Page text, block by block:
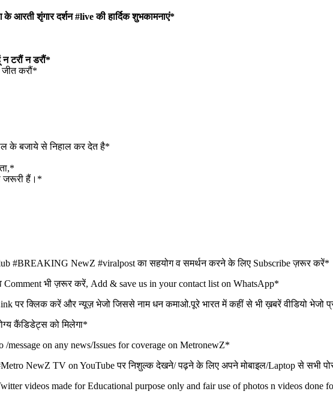
के आरती शृंगार दर्शन #live की हार्दिक शुभकामनाएं*
टरौं न डरौं*
करौं*
के बजाये से निहाल कर देत है*
जरूरी हैं।*
#BREAKING NewZ #viralpost का सहयोग व समर्थन करने के लिए Subscribe ज़रूर करें*
भी ज़रूर करें, Add & save us in your contact list on WhatsApp*
पर क्लिक करें और न्यूज़ भेजो जिससे नाम धन कमाओ.पूरे भारत में कहीं से भी ख़बरें वीडियो भेजो
कैंडिडेट्स को मिलेगा*
/message on any news/Issues for coverage on MetronewZ*
NewZ TV on YouTube पर निशुल्क देखने/ पढ़ने के लिए अपने मोबाइल/Laptop से सभी
videos made for Educational purpose only and fair use of photos n videos done